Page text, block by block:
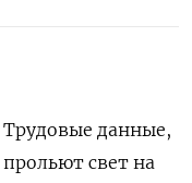
данные,
свет на